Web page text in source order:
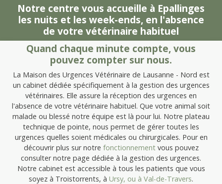
Notre centre vous accueille à Epallinges
les nuits et les week-ends, en l'absence
de votre vétérinaire habituel
Quand chaque minute compte, vous
pouvez compter sur nous.
La Maison des Urgences Vétérinaire de Lausanne - Nord est
un cabinet dédiée spécifiquement à la gestion des urgences
vétérinaires. Elle assure la réception des urgences en
l'absence de votre vétérinaire habituel. Que votre animal soit
malade ou blessé notre équipe est là pour lui. Notre plateau
technique de pointe, nous permet de gérer toutes les
urgences quelles soient médicales ou chirurgicales. Pour en
découvrir plus sur notre fonctionnementvous pouvez
consulter notre page dédiée à la gestion des urgences.
Notre cabinet est accessible à tous les patients que vous
soyez à Troistorrents, à Ursy, ou à Val-de-Travers.